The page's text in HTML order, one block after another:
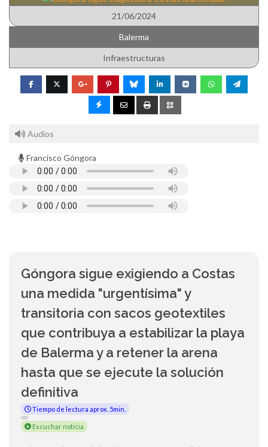
21/06/2024
Balerma
Infraestructuras
Audios
Francisco Góngora
Góngora sigue exigiendo a Costas
una medida "urgentísima" y
transitoria con sacos geotextiles
que contribuya a estabilizar la playa
de Balerma y a retener la arena
hasta que se ejecute la solución
definitiva
Tiempo de lectura aprox. 5min.
Escuchar noticia